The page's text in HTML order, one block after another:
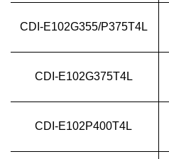
CDI-E102G355/P375T4L
CDI-E102G375T4L
CDI-E102P400T4L